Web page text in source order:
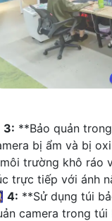
3: **Bảo quản
bị ẩm và bị
trường khô ráo
trực tiếp với ánh
4: **Sử dụng túi
camera trong